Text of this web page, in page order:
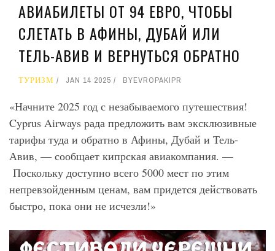
АВИАБИЛЕТЫ ОТ 94 ЕВРО, ЧТОБЫ
СЛЕТАТЬ В АФИНЫ, ДУБАЙ ИЛИ
ТЕЛЬ-АВИВ И ВЕРНУТЬСЯ ОБРАТНО
ТУРИЗМ JAN 14 2025 BYEVROPAKIPR
«Начните 2025 год с незабываемого путешествия!
Cyprus Airways рада предложить вам эксклюзивные
тарифы туда и обратно в Афины, Дубай и Тель-
Авив, — сообщает кипрская авиакомпания. —
Поскольку доступно всего 5000 мест по этим
непревзойденным ценам, вам придется действовать
быстро, пока они не исчезли!»